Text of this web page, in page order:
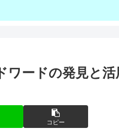
ードの発見と活
コピー